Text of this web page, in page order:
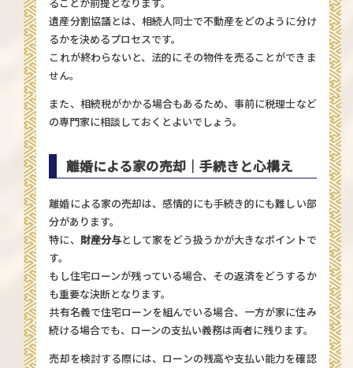
遺産分割協議とは、相続人同士で不動産をどのように分け
るかを決めるプロセスです。
これが終わらないと、法的にその物件を売ることができま
せん。
また、相続税がかかる場合もあるため、事前に税理士など
の専門家に相談しておくとよいでしょう。
離婚による家の売却｜手続きと心構え
離婚による家の売却は、感情的にも手続き的にも難しい部
分があります。
特に、 財産分与として家をどう扱うかが大きなポイントで
す。
もし住宅ローンが残っている場合、その返済をどうするか
も重要な決断となります。
共有名義で住宅ローンを組んでいる場合、一方が家に住み
続ける場合でも、ローンの支払い義務は両者に残ります。
売却を検討する際には、ローンの残高や支払い能力を確認